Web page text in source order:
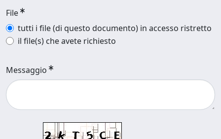
File
tutti i file (di questo documento) in accesso ristretto
il file(s) che avete richiesto
Messaggio